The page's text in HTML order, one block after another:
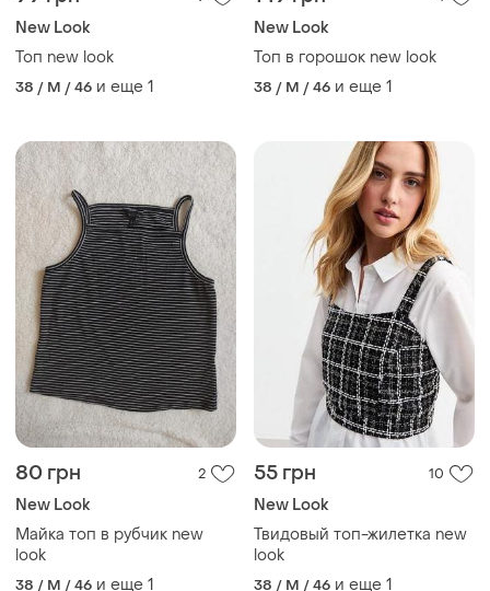
80 грн 2
New Look
Майка топ в рубчик new
look
38 / M / 46 и еще 1
55 грн 10
New Look
Твидовый топ-жилетка new
38 / M / 46 и еще 1